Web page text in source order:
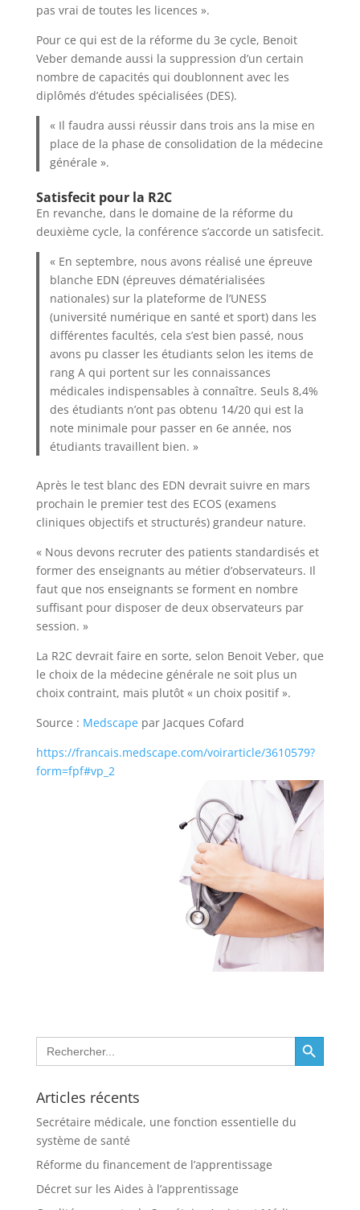
pas vrai de toutes les licences ».
Pour ce qui est de la réforme du 3e cycle, Benoit
Veber demande aussi la suppression d’un certain
nombre de capacités qui doublonnent avec les
diplômés d’études spécialisées (DES).
« Il faudra aussi réussir dans trois ans la mise en
place de la phase de consolidation de la médecine
générale ».
Satisfecit pour la R2C
En revanche, dans le domaine de la réforme du
deuxième cycle, la conférence s’accorde un satisfecit.
« En septembre, nous avons réalisé une épreuve
blanche EDN (épreuves dématérialisées
nationales) sur la plateforme de l’UNESS
(université numérique en santé et sport) dans les
différentes facultés, cela s’est bien passé, nous
avons pu classer les étudiants selon les items de
rang A qui portent sur les connaissances
médicales indispensables à connaître. Seuls 8,4%
des étudiants n’ont pas obtenu 14/20 qui est la
note minimale pour passer en 6e année, nos
étudiants travaillent bien. »
Après le test blanc des EDN devrait suivre en mars
prochain le premier test des ECOS (examens
cliniques objectifs et structurés) grandeur nature.
« Nous devons recruter des patients standardisés et
former des enseignants au métier d’observateurs. Il
faut que nos enseignants se forment en nombre
suffisant pour disposer de deux observateurs par
session. »
La R2C devrait faire en sorte, selon Benoit Veber, que
le choix de la médecine générale ne soit plus un
choix contraint, mais plutôt « un choix positif ».
Source : Medscapepar Jacques Cofard
https://francais.medscape.com/voirarticle/3610579?
form=fpf#vp_2
Search
for:
Search Button
Articles récents
Secrétaire médicale, une fonction essentielle du
système de santé
Réforme du financement de l’apprentissage
Décret sur les Aides à l’apprentissage